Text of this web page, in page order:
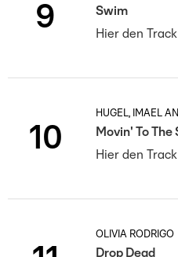
9
Swim
Hier den
10
HUGEL, IMAEL
Movin' To The
Hier den
OLIVIA RODRIGO
Drop Dead